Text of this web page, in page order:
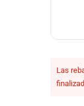
Las